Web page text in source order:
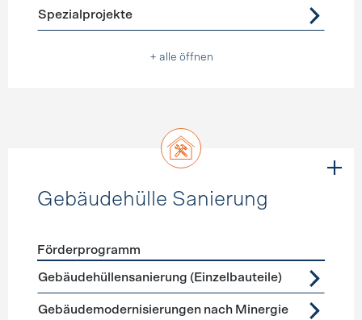
Förderprogramme
Spezialprojekte
+ alle öffnen
Gebäudehülle Sanierung
Förderprogramme Gebäudehülle Sanierung
Förderprogramm
Gebäudehüllensanierung (Einzelbauteile)
Gebäudemodernisierungen nach Minergie